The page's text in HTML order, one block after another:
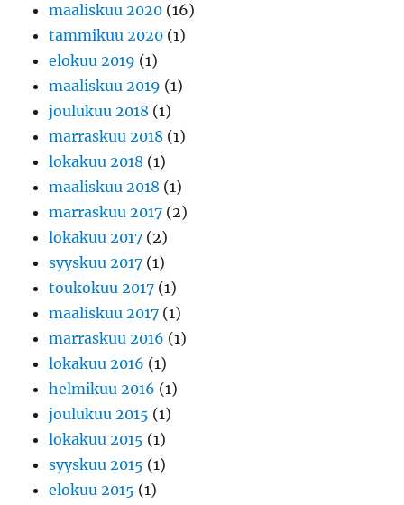
maaliskuu 2020 (16)
tammikuu 2020 (1)
elokuu 2019 (1)
maaliskuu 2019 (1)
joulukuu 2018 (1)
marraskuu 2018 (1)
lokakuu 2018 (1)
maaliskuu 2018 (1)
marraskuu 2017 (2)
lokakuu 2017 (2)
syyskuu 2017 (1)
toukokuu 2017 (1)
maaliskuu 2017 (1)
marraskuu 2016 (1)
lokakuu 2016 (1)
helmikuu 2016 (1)
joulukuu 2015 (1)
lokakuu 2015 (1)
syyskuu 2015 (1)
elokuu 2015 (1)